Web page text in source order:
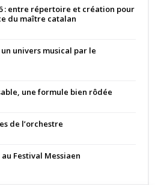
: entre répertoire et création pour
du maître catalan
univers musical par le
une formule bien rôdée
de l’orchestre
Festival Messiaen